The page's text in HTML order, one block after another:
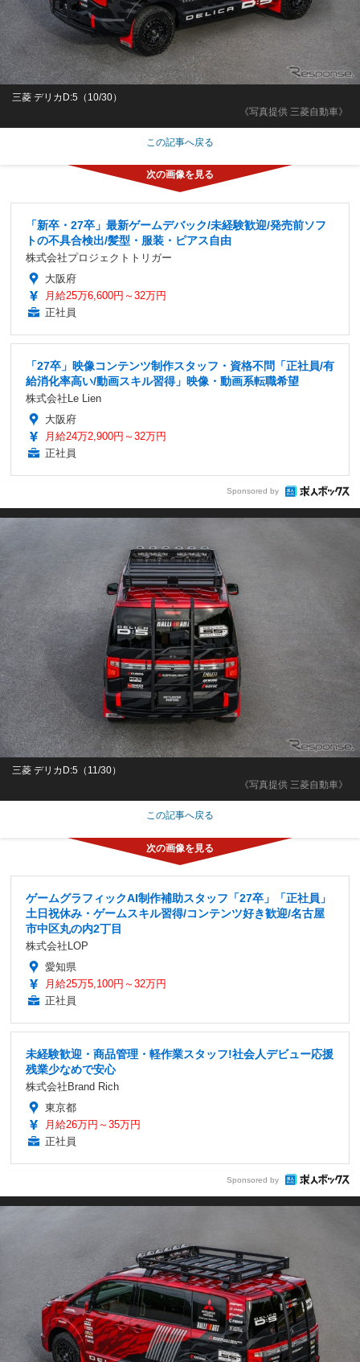
《写真提供 三菱自動車》
三菱 デリカD:5（10/30）
この記事へ戻る
「新卒・27卒」最新ゲームデバック/未経験歓迎/発売前ソフ
トの不具合検出/髪型・服装・ピアス自由
株式会社プロジェクトトリガー
大阪府
月給25万6,600円～32万円
正社員
「27卒」映像コンテンツ制作スタッフ・資格不問「正社員/有
給消化率高い/動画スキル習得」映像・動画系転職希望
株式会社Le Lien
大阪府
月給24万2,900円～32万円
正社員
Sponsored by
《写真提供 三菱自動車》
三菱 デリカD:5（11/30）
この記事へ戻る
ゲームグラフィックAI制作補助スタッフ「27卒」「正社員」
土日祝休み・ゲームスキル習得/コンテンツ好き歓迎/名古屋
市中区丸の内2丁目
株式会社LOP
愛知県
月給25万5,100円～32万円
正社員
未経験歓迎・商品管理・軽作業スタッフ!社会人デビュー応援
残業少なめで安心
株式会社Brand Rich
東京都
月給26万円～35万円
正社員
Sponsored by